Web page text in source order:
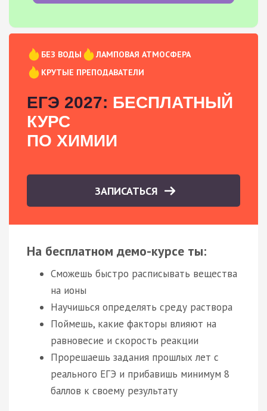
БЕЗ ВОДЫ
ЛАМПОВАЯ АТМОСФЕРА
КРУТЫЕ ПРЕПОДАВАТЕЛИ
ЕГЭ 2027: БЕСПЛАТНЫЙ
КУРС
ПО ХИМИИ
ЗАПИСАТЬСЯ
На бесплатном демо-курсе ты:
Сможешь быстро расписывать вещества
на ионы
Научишься определять среду раствора
Поймешь, какие факторы влияют на
равновесие и скорость реакции
Прорешаешь задания прошлых лет с
реального ЕГЭ и прибавишь минимум 8
баллов к своему результату